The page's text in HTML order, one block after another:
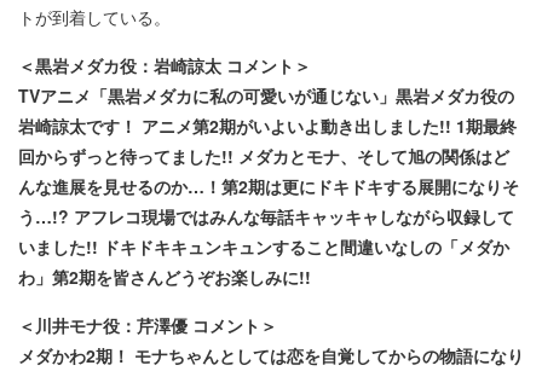
トが到着している。
＜黒岩メダカ役：岩崎諒太 コメント＞
TVアニメ「黒岩メダカに私の可愛いが通じない」黒岩メダカ役の
岩崎諒太です！ アニメ第2期がいよいよ動き出しました!! 1期最終
回からずっと待ってました!! メダカとモナ、そして旭の関係はど
んな進展を見せるのか…！第2期は更にドキドキする展開になりそ
う…!? アフレコ現場ではみんな毎話キャッキャしながら収録して
いました!! ドキドキキュンキュンすること間違いなしの「メダか
わ」第2期を皆さんどうぞお楽しみに!!
＜川井モナ役：芹澤優 コメント＞
メダかわ2期！ モナちゃんとしては恋を自覚してからの物語になり